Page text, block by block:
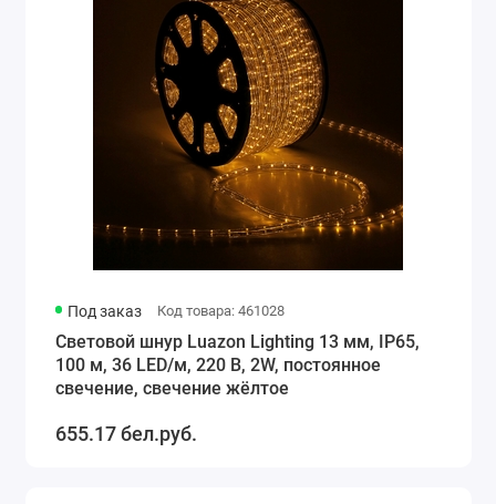
Под заказ Код товара: 461028
Световой шнур Luazon Lighting 13 мм, IP65,
100 м, 36 LED/м, 220 В, 2W, постоянное
свечение, свечение жёлтое
655.17 бел.руб.